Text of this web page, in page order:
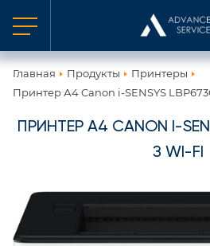
Главная Продукты
Принтеры
Принтер А4 Canon i-SENSYS
ПРИНТЕР А4 CANON I-
З WI-FI